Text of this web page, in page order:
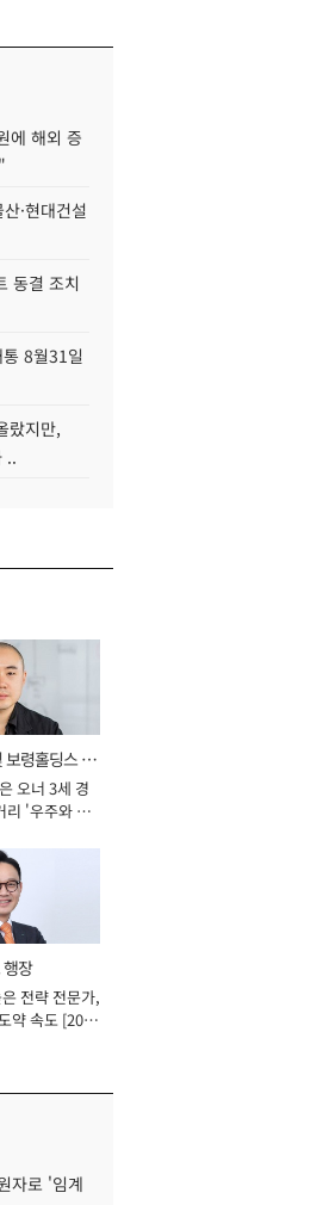
에 해외 증
·현대건설
동결 조치
8월31일
랐지만,
..
보령홀딩스 대
오너 3세 경
리 '우주와 헬
장
전략 전문가,
약 속도 [2026
자로 '임계